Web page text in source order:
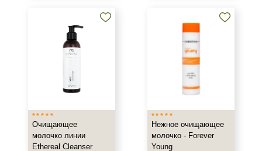
Обновление клеток
Область применения
Веки
Очищающее
молочко линии
Ethereal Cleanser
Нежное очищающее
молочко - Forever
Young